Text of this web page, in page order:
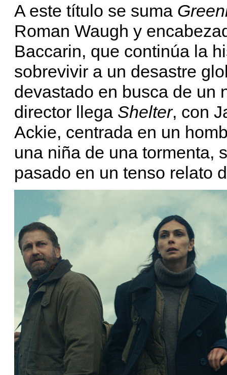
A este título se suma
Roman Waugh y
Baccarin, que continúa la
sobrevivir a un desastre
devastado en busca de un
director llega Shelter, con
Ackie, centrada en un
una niña de una tormenta,
pasado en un tenso relato